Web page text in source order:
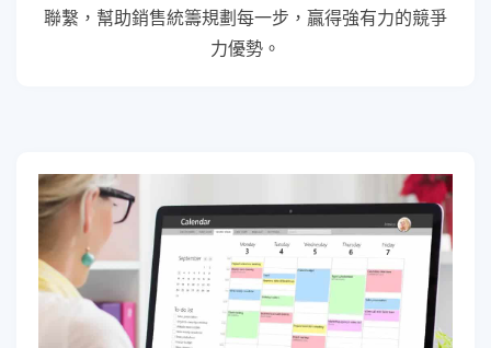
聯繫，幫助銷售統籌規劃每一步，贏得強有力的競爭
力優勢。